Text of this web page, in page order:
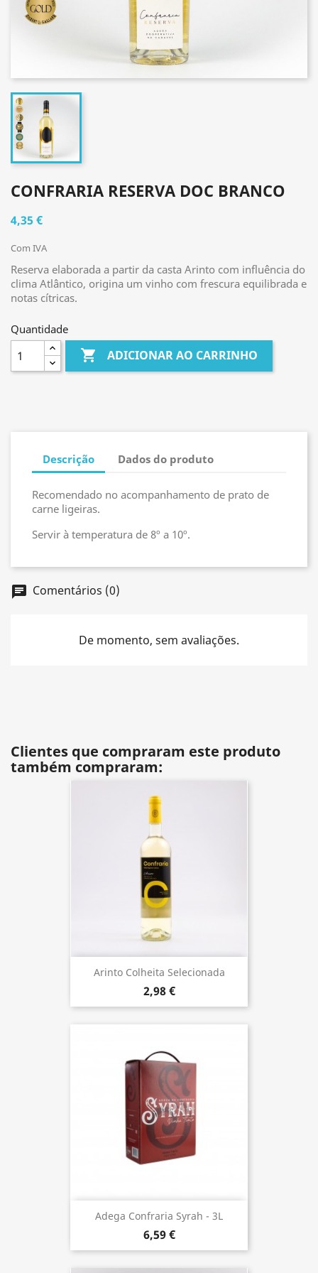
CONFRARIA RESERVA DOC BRANCO
4,35 €
Com IVA
Reserva elaborada a partir da casta Arinto com influência do
clima Atlântico, origina um vinho com frescura equilibrada e
notas cítricas.
Quantidade
 ADICIONAR AO CARRINHO
Descrição Dados do produto
Recomendado no acompanhamento de prato de
carne ligeiras.
Servir à temperatura de 8º a 10º.
chat Comentários (0)
De momento, sem avaliações.
Clientes que compraram este produto
também compraram:
Arinto Colheita Selecionada
2,98 €
Adega Confraria Syrah - 3L
6,59 €